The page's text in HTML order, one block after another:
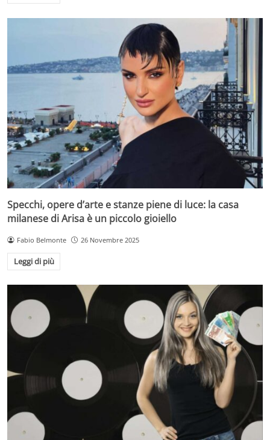
Specchi, opere d’arte e stanze piene di luce: la casa
milanese di Arisa è un piccolo gioiello
Fabio Belmonte 26 Novembre 2025
Leggi di più